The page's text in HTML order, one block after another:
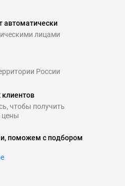
автоматически
лицами
России
чтобы получить
цены
поможем с подбором